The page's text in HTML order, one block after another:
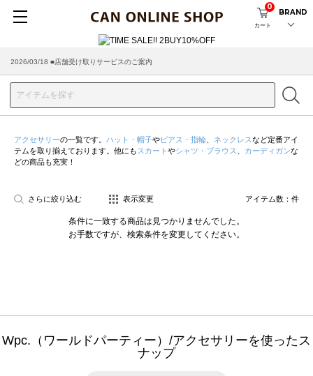
カート
0
BRAND
2026/03/18 ■店舗受け取りサービスのご案内
アクセサリーの一覧です。 ハット・帽子やピアス・指輪 ネックレスなど定番アイ
テムを取り揃えております。他にも スカート やシャツ・ブラウス カーディガンな
どの商品も充実！
さらに絞り込む 表示変更 アイテム数： 件
条件に一致する商品は見つかりませんでした。
お手数ですが、検索条件を変更してください。
Wpc.（ワールドパーティー）/アクセサリーを使ったス
ナップ